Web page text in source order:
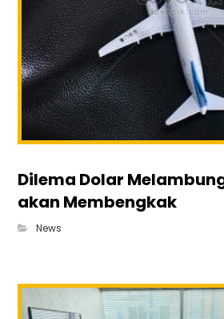
Dilema Dolar
akan Membengkak
News